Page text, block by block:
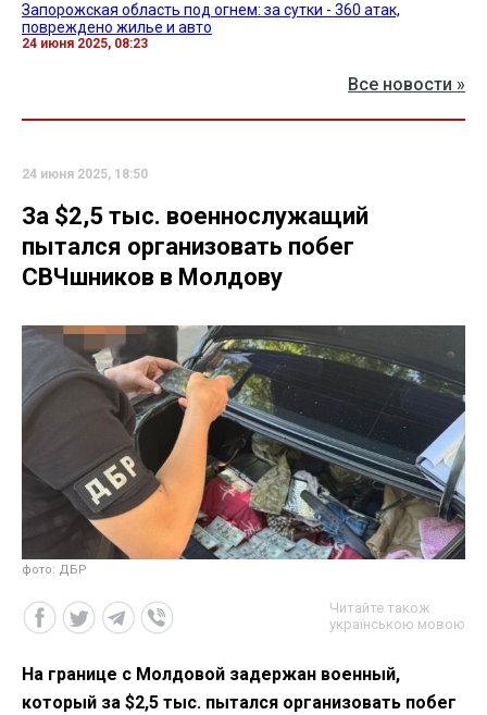
Запорожская область под огнем: за сутки - 360 атак,
повреждено жилье и авто
24 июня 2025, 08:23
Все новости »
24 июня 2025, 18:50
За $2,5 тыс. военнослужащий
пытался организовать побег
СВЧшников в Молдову
фото: ДБР
Читайте також
українською мовою
На границе с Молдовой задержан военный,
который за $2,5 тыс. пытался организовать побег